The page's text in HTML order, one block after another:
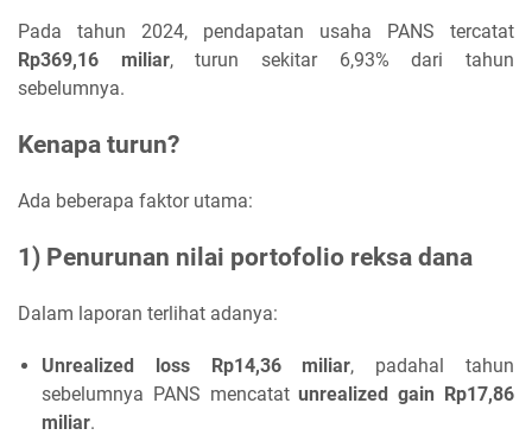
Pada tahun 2024, pendapatan usaha PANS tercatat
Rp369,16 miliar, turun sekitar 6,93% dari tahun
sebelumnya.
Kenapa turun?
Ada beberapa faktor utama:
1) Penurunan nilai portofolio reksa dana
Dalam laporan terlihat adanya:
Unrealized loss Rp14,36 miliar, padahal tahun
sebelumnya PANS mencatatunrealized gain Rp17,86
miliar.